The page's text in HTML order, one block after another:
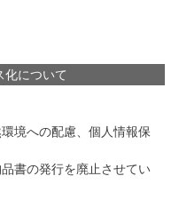
化について
境への配慮、個人情報保
書の発行を廃止させてい